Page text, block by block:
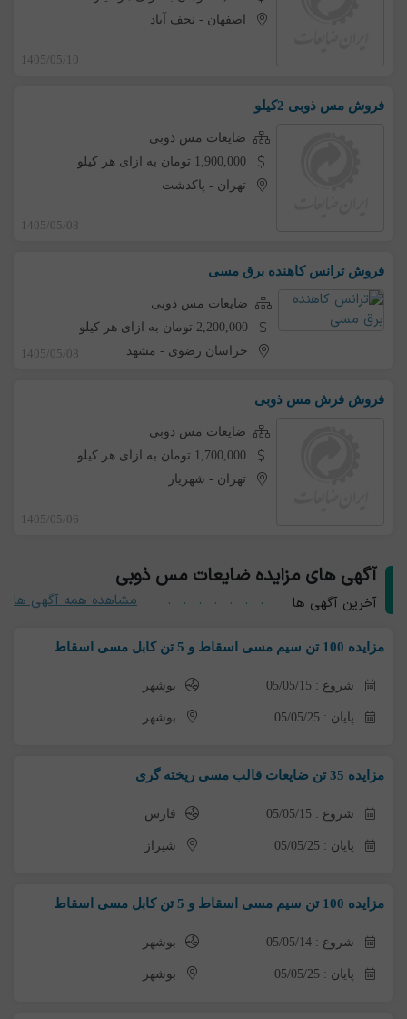
اصفهان - نجف آباد
1405/05/10
فروش مس ذوبی 2کیلو
ضایعات مس ذوبی
1,900,000 تومان به ازای هر کیلو
تهران - پاکدشت
1405/05/08
فروش ترانس کاهنده برق مسی
ضایعات مس ذوبی
2,200,000 تومان به ازای هر کیلو
خراسان رضوی - مشهد 1405/05/08
فروش فرش مس ذوبی
ضایعات مس ذوبی
1,700,000 تومان به ازای هر کیلو
تهران - شهریار
1405/05/06
آگهی های مزایده ضایعات مس ذوبی
آخرین آگهی ها مشاهده همه آگهی ها
مزایده 100 تن سیم مسی اسقاط و 5 تن کابل مسی اسقاط
شروع : 05/05/15 بوشهر
پایان : 05/05/25 بوشهر
مزایده 35 تن ضایعات قالب مسی ریخته گری
شروع : 05/05/15 فارس
پایان : 05/05/25 شیراز
مزایده 100 تن سیم مسی اسقاط و 5 تن کابل مسی اسقاط
شروع : 05/05/14 بوشهر
پایان : 05/05/25 بوشهر